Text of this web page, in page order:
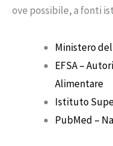
ove possibile, a fonti
Ministero
EFSA –
Alimentare
Istituto
PubMed –